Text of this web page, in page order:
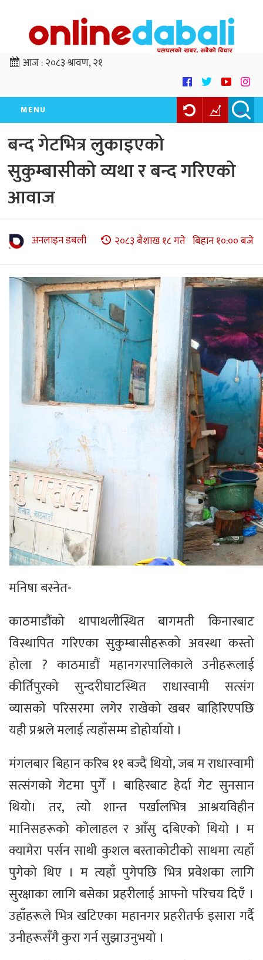
आज :२०८३ श्रावण, २१
MENU
बन्द गेटभित्र लुकाइएको
सुकुम्बासीको व्यथा र बन्द गरिएको
आवाज
अनलाइन डबली २०८३ बैशाख १८ गते बिहान १०:०० बजे
मनिषा बस्नेत-
काठमाडौंको थापाथलीस्थित बागमती किनारबाट
विस्थापित गरिएका सुकुम्बासीहरूको अवस्था कस्तो
होला ? काठमाडौं महानगरपालिकाले उनीहरूलाई
कीर्तिपुरको सुन्दरीघाटस्थित राधास्वामी सत्संग
व्यासको परिसरमा लगेर राखेको खबर बाहिरिएपछि
यही प्रश्नले मलाई त्यहाँसम्म डोहोर्यायो ।
मंगलबार बिहान करिब ११ बज्दै थियो, जब म राधास्वामी
सत्संगको गेटमा पुगेँ । बाहिरबाट हेर्दा गेट सुनसान
थियो। तर, त्यो शान्त पर्खालभित्र आश्रयविहीन
मानिसहरूको कोलाहल र आँसु दबिएको थियो । म
क्यामेरा पर्सन साथी कुशल बस्ताकोटीको साथमा त्यहाँ
पुगेको थिए । म त्यहाँ पुगेपछि भित्र प्रवेशका लागि
सुरक्षाका लागि बसेका प्रहरीलाई आफ्नो परिचय दिएँ ।
उहाँहरूले भित्र खटिएका महानगर प्रहरीतर्फ इसारा गर्दै
उनीहरूसँगै कुरा गर्न सुझाउनुभयो ।